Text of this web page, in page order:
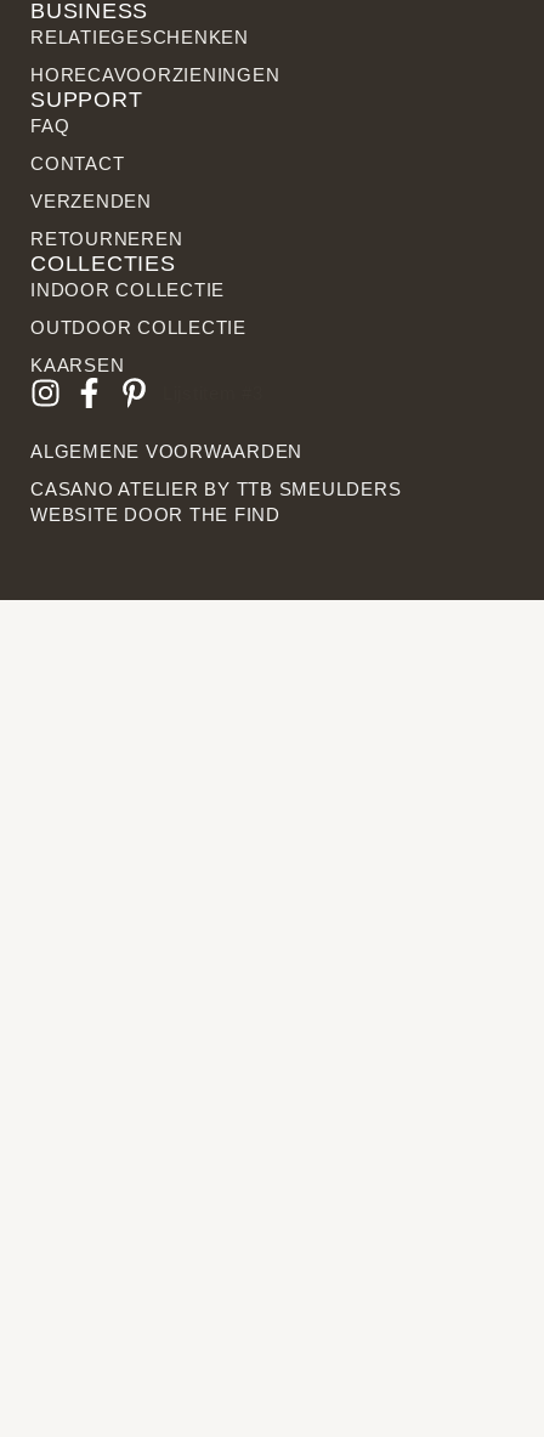
BUSINESS
RELATIE­GESCHENKEN
HORECAVOORZIENINGEN
SUPPORT
FAQ
CONTACT
VERZENDEN
RETOURNEREN
COLLECTIES
INDOOR COLLECTIE
OUTDOOR COLLECTIE
KAARSEN
ALGEMENE VOORWAARDEN
CASANO ATELIER BY TTB SMEULDERS
WEBSITE DOOR THE FIND